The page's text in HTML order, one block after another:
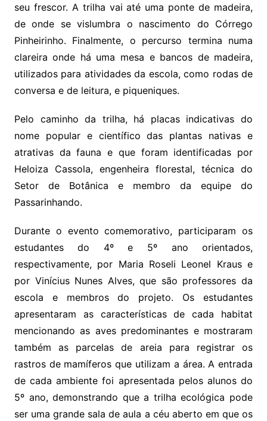
seu frescor. A trilha vai até uma ponte de madeira,
de onde se vislumbra o nascimento do Córrego
Pinheirinho. Finalmente, o percurso termina numa
clareira onde há uma mesa e bancos de madeira,
utilizados para atividades da escola, como rodas de
conversa e de leitura, e piqueniques.
Pelo caminho da trilha, há placas indicativas do
nome popular e científico das plantas nativas e
atrativas da fauna e que foram identificadas por
Heloiza Cassola, engenheira florestal, técnica do
Setor de Botânica e membro da equipe do
Passarinhando.
Durante o evento comemorativo, participaram os
estudantes do 4º e 5º ano orientados,
respectivamente, por Maria Roseli Leonel Kraus e
por Vinícius Nunes Alves, que são professores da
escola e membros do projeto. Os estudantes
apresentaram as características de cada habitat
mencionando as aves predominantes e mostraram
também as parcelas de areia para registrar os
rastros de mamíferos que utilizam a área. A entrada
de cada ambiente foi apresentada pelos alunos do
5º ano, demonstrando que a trilha ecológica pode
ser uma grande sala de aula a céu aberto em que os